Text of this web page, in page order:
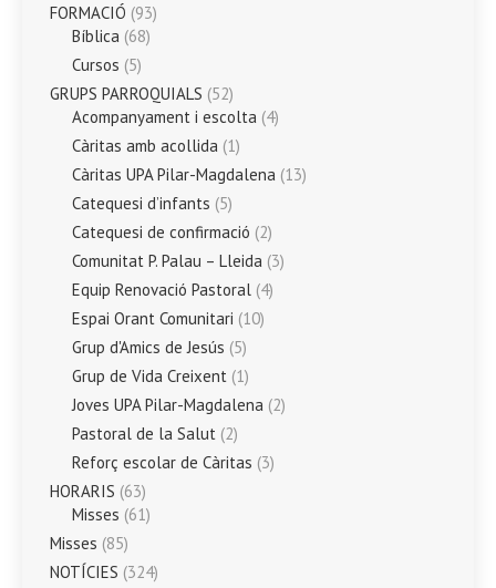
FORMACIÓ (93)
Bíblica (68)
Cursos (5)
GRUPS PARROQUIALS (52)
Acompanyament i escolta (4)
Càritas amb acollida (1)
Càritas UPA Pilar-Magdalena (13)
Catequesi d’infants (5)
Catequesi de confirmació (2)
Comunitat P. Palau – Lleida (3)
Equip Renovació Pastoral (4)
Espai Orant Comunitari (10)
Grup d'Amics de Jesús (5)
Grup de Vida Creixent (1)
Joves UPA Pilar-Magdalena (2)
Pastoral de la Salut (2)
Reforç escolar de Càritas (3)
HORARIS (63)
Misses (61)
Misses (85)
NOTÍCIES (324)